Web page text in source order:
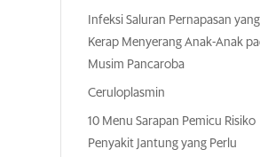
Infeksi Saluran Pernapasan yang
Kerap Menyerang Anak-Anak
Musim Pancaroba
Ceruloplasmin
10 Menu Sarapan Pemicu Risiko
Penyakit Jantung yang Perlu